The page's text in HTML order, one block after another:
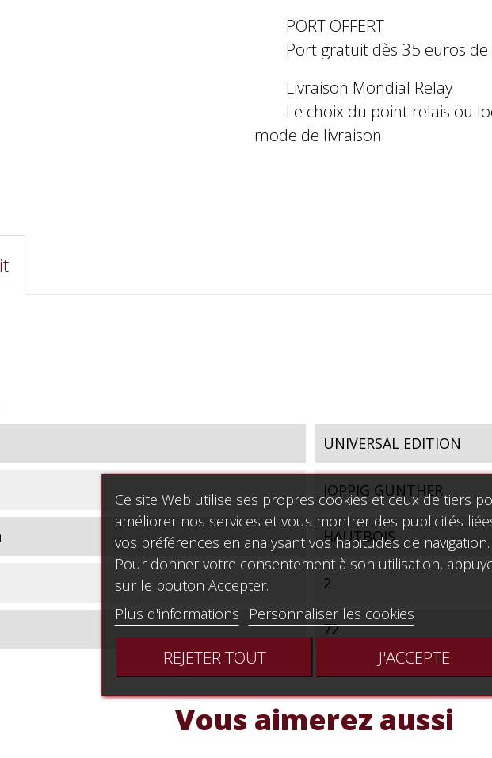
PORT OFFERT
Port gratuit dès 35 euros
Livraison Mondial Relay
Le choix du point relais ou
mode de livraison
UNIVERSAL EDITION
JOPPIG GUNTHER
HAUTBOIS
2
72
Vous aimerez aussi
Ce site Web utilise ses propres cookies et ceux de tiers
améliorer nos services et vous montrer des publicités
vos préférences en analysant vos habitudes de navigation.
Pour donner votre consentement à son utilisation,
sur le bouton Accepter.
Plus d'informations
Personnaliser les cookies
REJETER TOUT J'ACCEPTE